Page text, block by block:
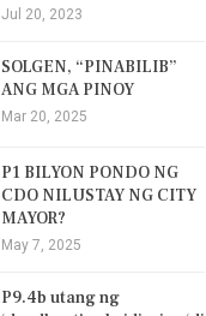
Jul 20, 2023
SOLGEN, “PINABILIB”
ANG MGA PINOY
Mar 20, 2025
P1 BILYON PONDO NG
CDO NILUSTAY NG CITY
MAYOR?
May 7, 2025
P9.4b utang ng